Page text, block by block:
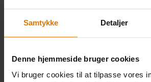
Samtykke Detaljer
Denne hjemmeside bruger cookies
Vi bruger cookies til at tilpasse vores